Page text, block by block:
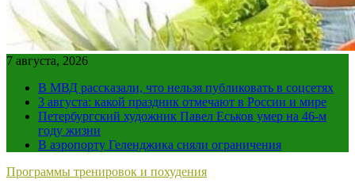
7 августа, 2026
В МВД рассказали, что нельзя публиковать в соцсетях
3 августа: какой праздник отмечают в России и мире
Петербургский художник Павел Еськов умер на 46-м
году жизни
В аэропорту Геленджика сняли ограничения
Программы тренировок и похудения